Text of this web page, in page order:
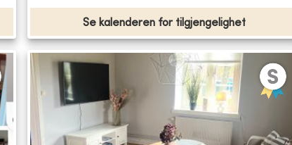
Se kalenderen for tilgjengelighet